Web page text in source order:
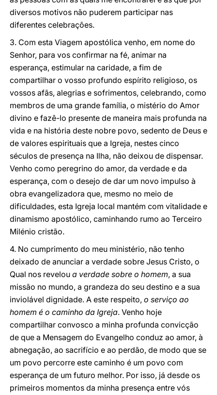
diversos motivos não puderem participar nas
diferentes celebrações.
3. Com esta Viagem apostólica venho, em nome do
Senhor, para vos confirmar na fé, animar na
esperança, estimular na caridade, a fim de
compartilhar o vosso profundo espírito religioso, os
vossos afãs, alegrias e sofrimentos, celebrando, como
membros de uma grande família, o mistério do Amor
divino e fazê-lo presente de maneira mais profunda na
vida e na história deste nobre povo, sedento de Deus e
de valores espirituais que a Igreja, nestes cinco
séculos de presença na Ilha, não deixou de dispensar.
Venho como peregrino do amor, da verdade e da
esperança, com o desejo de dar um novo impulso à
obra evangelizadora que, mesmo no meio de
dificuldades, esta Igreja local mantém com vitalidade e
dinamismo apostólico, caminhando rumo ao Terceiro
Milénio cristão.
4. No cumprimento do meu ministério, não tenho
deixado de anunciar a verdade sobre Jesus Cristo, o
Qual nos revelou a verdade sobre o homem, a sua
missão no mundo, a grandeza do seu destino e a sua
inviolável dignidade. A este respeito, o serviço ao
homem é o caminho da Igreja. Venho hoje
compartilhar convosco a minha profunda convicção
de que a Mensagem do Evangelho conduz ao amor, à
abnegação, ao sacrifício e ao perdão, de modo que se
um povo percorre este caminho é um povo com
esperança de um futuro melhor. Por isso, já desde os
primeiros momentos da minha presença entre vós